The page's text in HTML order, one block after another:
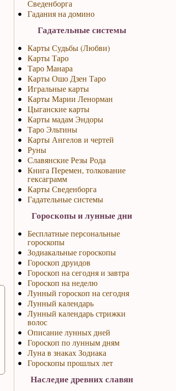
Сведенборга
Гадания на домино
Гадательные системы
Карты Судьбы (Любви)
Карты Таро
Таро Манара
Карты Ошо Дзен Таро
Игральные карты
Карты Марии Ленорман
Цыганские карты
Карты мадам Эндоры
Таро Эльтины
Карты Ангелов и чертей
Руны
Славянские Резы Рода
Книга Перемен, толкование
гексаграмм
Карты Сведенборга
Гадательные системы
Гороскопы и лунные дни
Бесплатные персональные
гороскопы
Зодиакальные гороскопы
Гороскоп друидов
Гороскоп на сегодня и завтра
Гороскоп на неделю
Лунный гороскоп на сегодня
Лунный календарь
Лунный календарь стрижки
волос
Описание лунных дней
Гороскоп по лунным дням
Луна в знаках Зодиака
Гороскопы прошлых лет
Наследие древних славян